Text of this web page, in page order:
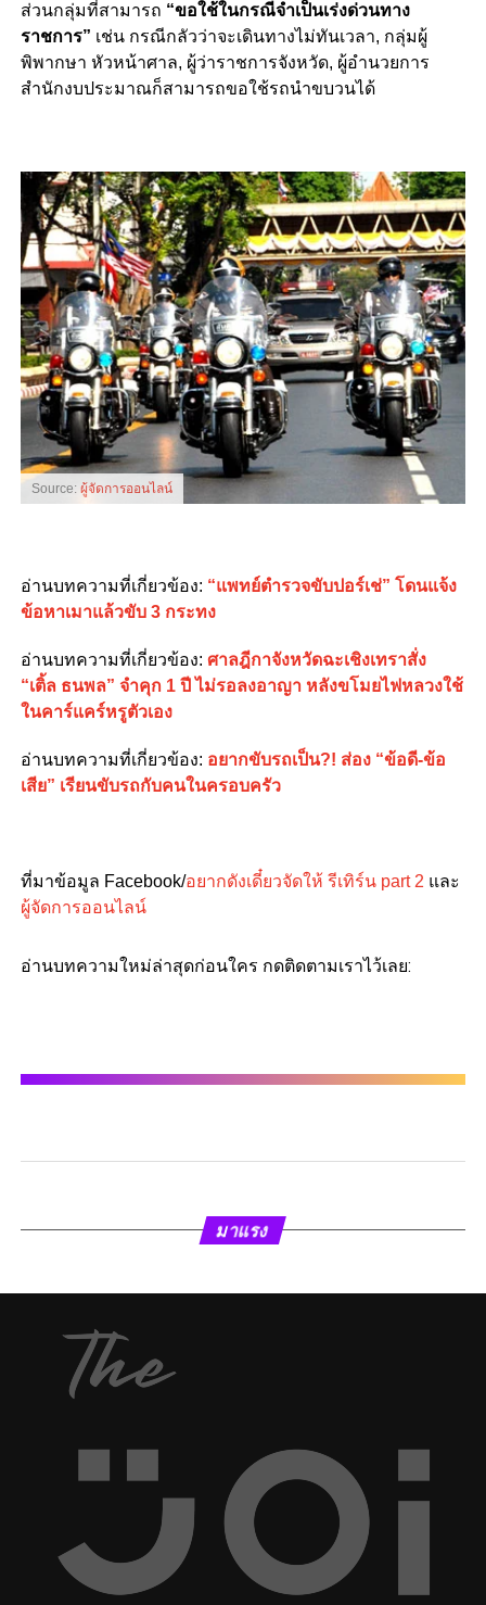
ส่วนกลุ่มที่สามารถ “ขอใช้ในกรณีจำเป็นเร่งด่วนทาง
ราชการ” เช่น กรณีกลัวว่าจะเดินทางไม่ทันเวลา, กลุ่มผู้
พิพากษา หัวหน้าศาล, ผู้ว่าราชการจังหวัด, ผู้อำนวยการ
สำนักงบประมาณก็สามารถขอใช้รถนำขบวนได้
Source: ผู้จัดการออนไลน์
อ่านบทความที่เกี่ยวข้อง: “แพทย์ตำรวจขับปอร์เช่” โดนแจ้ง
ข้อหาเมาแล้วขับ 3 กระทง
อ่านบทความที่เกี่ยวข้อง: ศาลฎีกาจังหวัดฉะเชิงเทราสั่ง
“เติ้ล ธนพล” จำคุก 1 ปี ไม่รอลงอาญา หลังขโมยไฟหลวงใช้
ในคาร์แคร์หรูตัวเอง
อ่านบทความที่เกี่ยวข้อง: อยากขับรถเป็น?! ส่อง “ข้อดี-ข้อ
เสีย” เรียนขับรถกับคนในครอบครัว
ที่มาข้อมูล Facebook/อยากดังเดี๋ยวจัดให้ รีเทิร์น part 2 และ
ผู้จัดการออนไลน์
อ่านบทความใหม่ล่าสุดก่อนใคร กดติดตามเราไว้เลย:
มาแรง